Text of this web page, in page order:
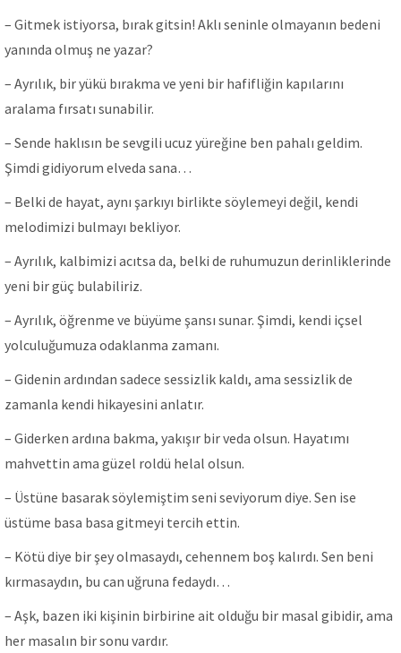
– Gitmek istiyorsa, bırak gitsin! Aklı seninle olmayanın bedeni
yanında olmuş ne yazar?
– Ayrılık, bir yükü bırakma ve yeni bir hafifliğin kapılarını
aralama fırsatı sunabilir.
– Sende haklısın be sevgili ucuz yüreğine ben pahalı geldim.
Şimdi gidiyorum elveda sana…
– Belki de hayat, aynı şarkıyı birlikte söylemeyi değil, kendi
melodimizi bulmayı bekliyor.
– Ayrılık, kalbimizi acıtsa da, belki de ruhumuzun derinliklerinde
yeni bir güç bulabiliriz.
– Ayrılık, öğrenme ve büyüme şansı sunar. Şimdi, kendi içsel
yolculuğumuza odaklanma zamanı.
– Gidenin ardından sadece sessizlik kaldı, ama sessizlik de
zamanla kendi hikayesini anlatır.
– Giderken ardına bakma, yakışır bir veda olsun. Hayatımı
mahvettin ama güzel roldü helal olsun.
– Üstüne basarak söylemiştim seni seviyorum diye. Sen ise
üstüme basa basa gitmeyi tercih ettin.
– Kötü diye bir şey olmasaydı, cehennem boş kalırdı. Sen beni
kırmasaydın, bu can uğruna fedaydı…
– Aşk, bazen iki kişinin birbirine ait olduğu bir masal gibidir, ama
her masalın bir sonu vardır.